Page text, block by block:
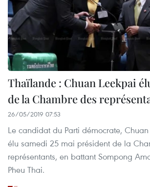
Thaïlande : Chuan Leekpai
de la Chambre des
26/05/2019 07:53
Le candidat du Parti démocrate,
élu samedi 25 mai président de la
représentants, en battant Sompong
Pheu Thai.